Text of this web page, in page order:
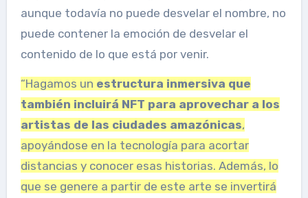
aunque todavía no puede desvelar el nombre, no
puede contener la emoción de desvelar el
contenido de lo que está por venir.
“Hagamos un estructura inmersiva que
también incluirá NFT para aprovechar a los
artistas de las ciudades amazónicas,
apoyándose en la tecnología para acortar
distancias y conocer esas historias. Además, lo
que se genere a partir de este arte se invertirá